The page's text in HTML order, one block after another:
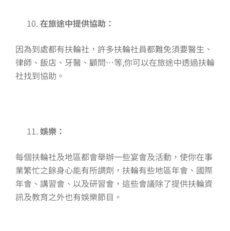
在旅途中提供協助：
因為到處都有扶輪社，許多扶輪社員都難免須要醫生、
律師、飯店、牙醫、顧問…等,你可以在旅途中透過扶輪
社找到協助。
娛樂：
每個扶輪社及地區都會舉辦一些宴會及活動，使你在事
業繁忙之餘身心能有所調劑，扶輪有些地區年會、國際
年會、講習會、以及研習會，這些會議除了提供扶輪資
訊及教育之外也有娛樂節目。